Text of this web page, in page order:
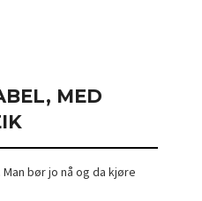
MED
bør jo nå og da kjøre